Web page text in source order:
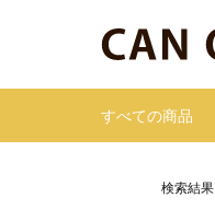
すべての商品
検索結果